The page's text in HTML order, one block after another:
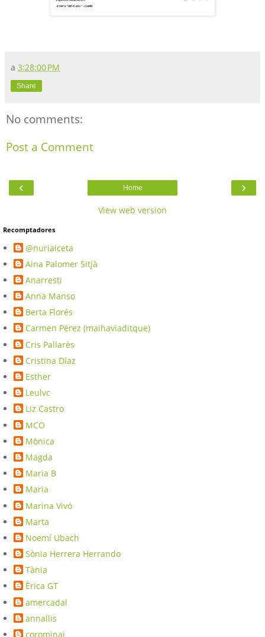
a 3:28:00 PM
Share
No comments:
Post a Comment
‹ ›
Home
View web version
Recomptadores
@nuriaiceta
Aina Palomer Sitjà
Anarresti
Anna Manso
Berta Florés
Carmen Pérez (maihaviaditque)
Cris Pallarès
Cristina Díaz
Esther
Leulvc
Liz Castro
MCO
Mònica
Magda
Maria B
Maria
Marina Vivó
Marta
Noemí Ubach
Sònia Herrera Herrando
Tània
Èrica GT
amercadal
annallis
corominaj